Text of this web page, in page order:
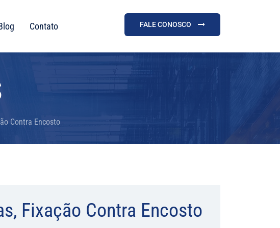
FALE CONOSCO
Contato
Contra Encosto
Fixação Contra Encosto